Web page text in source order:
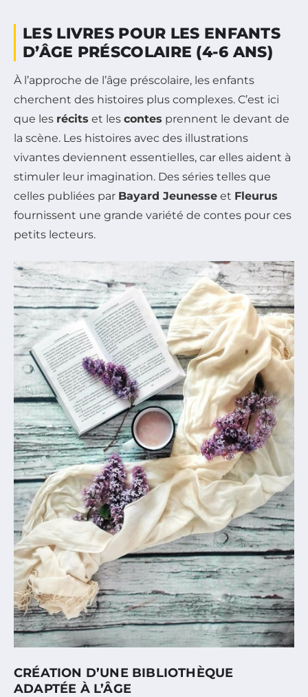
LES LIVRES POUR LES ENFANTS
D’ÂGE PRÉSCOLAIRE (4-6 ANS)
À l’approche de l’âge préscolaire, les enfants
cherchent des histoires plus complexes. C’est ici
que les récits et les contes prennent le devant de
la scène. Les histoires avec des illustrations
vivantes deviennent essentielles, car elles aident à
stimuler leur imagination. Des séries telles que
celles publiées par Bayard Jeunesse et Fleurus
fournissent une grande variété de contes pour ces
petits lecteurs.
CRÉATION D’UNE BIBLIOTHÈQUE
ADAPTÉE À L’ÂGE